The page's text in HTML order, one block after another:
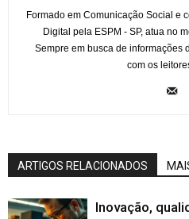
Formado em Comunicação Social e
Digital pela ESPM - SP, atua no
Sempre em busca de informações
com os
ARTIGOS RELACIONADOS
Inovação,